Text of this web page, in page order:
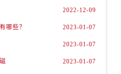
2022-12-09
哪些？ 2023-01-07
2023-01-07
2023-01-07